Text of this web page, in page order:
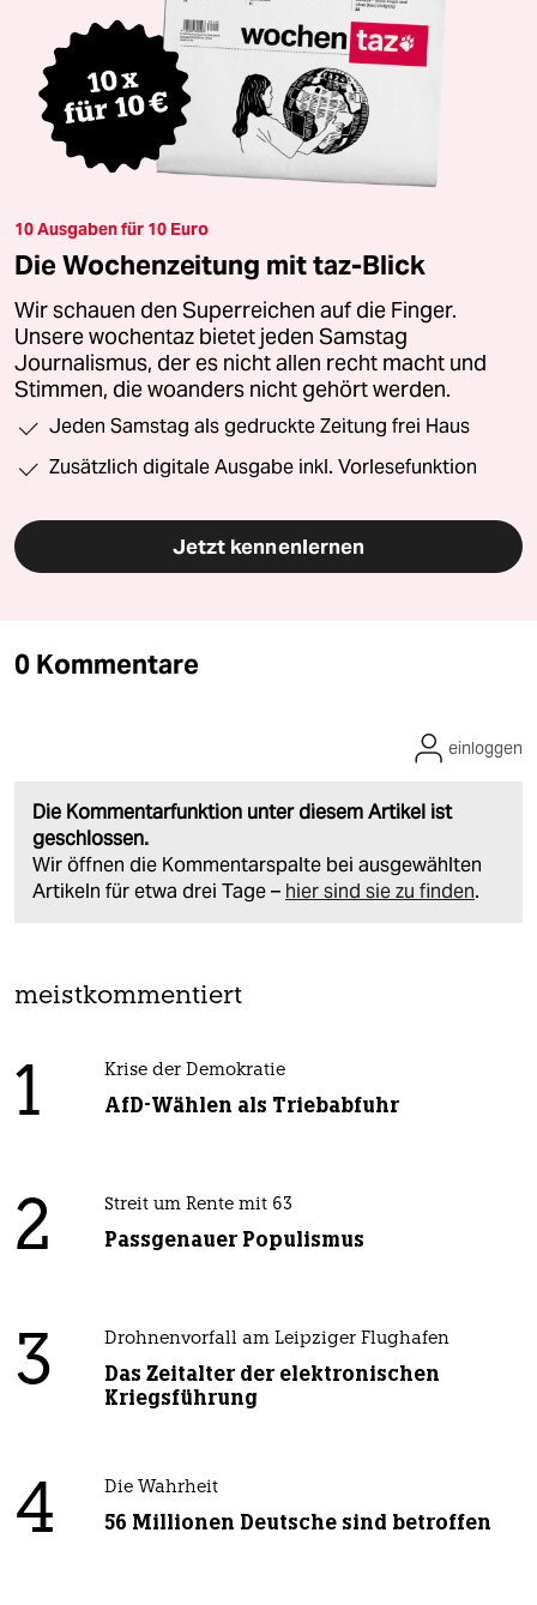
10 Ausgaben für 10 Euro
Die Wochenzeitung mit taz-Blick
Wir schauen den Superreichen auf die Finger.
Unsere wochentaz bietet jeden Samstag
Journalismus, der es nicht allen recht macht und
Stimmen, die woanders nicht gehört werden.
Jeden Samstag als gedruckte Zeitung frei Haus
Zusätzlich digitale Ausgabe inkl. Vorlesefunktion
Jetzt kennenlernen
0 Kommentare
Die Kommentarfunktion unter diesem Artikel ist
geschlossen.
Wir öffnen die Kommentarspalte bei ausgewählten
Artikeln für etwa drei Tage – hier sind sie zu finden.
einloggen
meistkommentiert
1 Krise der Demokratie
AfD-Wählen als Triebabfuhr
2 Streit um Rente mit 63
Passgenauer Populismus
3 Drohnenvorfall am Leipziger Flughafen
Das Zeitalter der elektronischen
Kriegsführung
4 Die Wahrheit
56 Millionen Deutsche sind betroffen